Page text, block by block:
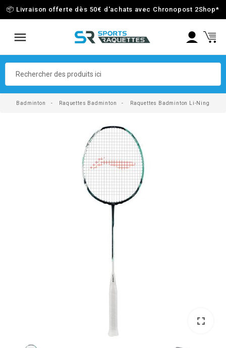
📦 Livraison offerte dès 50€ d'achats avec Chronopost 2Shop*
Badminton Raquettes Badminton Raquettes Badminton Li-Ning
fullscreen
fullscreen